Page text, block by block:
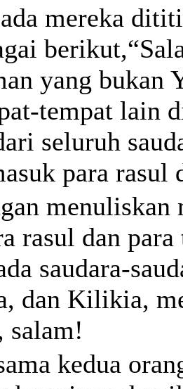
mereka
yang bukan
tempat lain
seluruh
para rasul
rasul dan
saudara-
dan Kilikia,
salam!
kedua